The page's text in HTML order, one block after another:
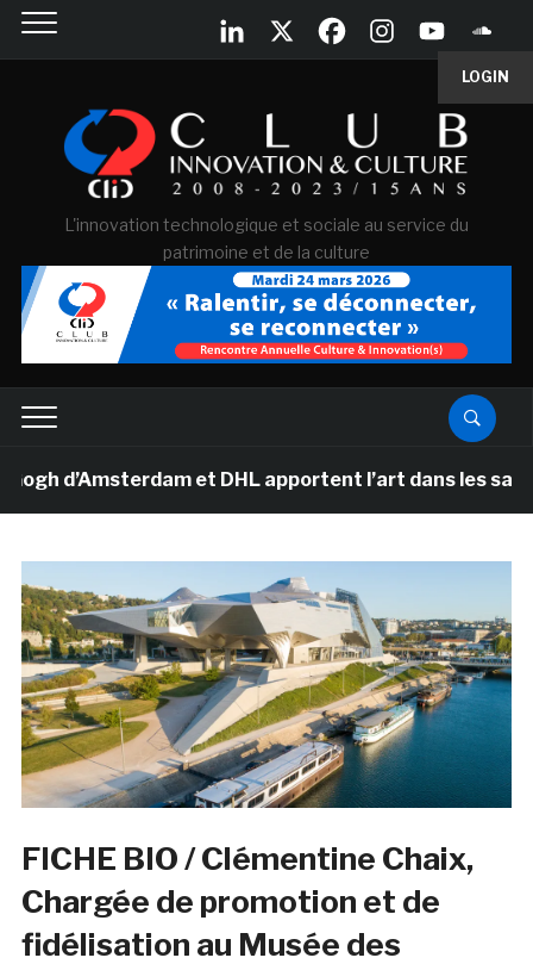
LOGIN
L'innovation technologique et sociale au service du
patrimoine et de la culture
d’Amsterdam et DHL apportent l’art dans les salles
FICHE BIO / Clémentine Chaix,
Chargée de promotion et de
fidélisation au Musée des